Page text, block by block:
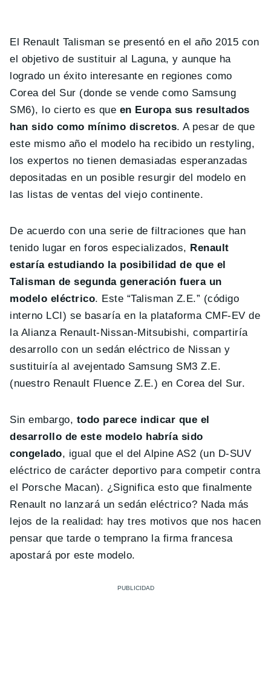
El Renault Talisman se presentó en el año 2015 con
el objetivo de sustituir al Laguna, y aunque ha
logrado un éxito interesante en regiones como
Corea del Sur (donde se vende como Samsung
SM6), lo cierto es que en Europa sus resultados
han sido como mínimo discretos. A pesar de que
este mismo año el modelo ha recibido un restyling,
los expertos no tienen demasiadas esperanzadas
depositadas en un posible resurgir del modelo en
las listas de ventas del viejo continente.
De acuerdo con una serie de filtraciones que han
tenido lugar en foros especializados, Renault
estaría estudiando la posibilidad de que el
Talisman de segunda generación fuera un
modelo eléctrico. Este “Talisman Z.E.” (código
interno LCI) se basaría en la plataforma CMF-EV de
la Alianza Renault-Nissan-Mitsubishi, compartiría
desarrollo con un sedán eléctrico de Nissan y
sustituiría al avejentado Samsung SM3 Z.E.
(nuestro Renault Fluence Z.E.) en Corea del Sur.
Sin embargo, todo parece indicar que el
desarrollo de este modelo habría sido
congelado, igual que el del Alpine AS2 (un D-SUV
eléctrico de carácter deportivo para competir contra
el Porsche Macan). ¿Significa esto que finalmente
Renault no lanzará un sedán eléctrico? Nada más
lejos de la realidad: hay tres motivos que nos hacen
pensar que tarde o temprano la firma francesa
apostará por este modelo.